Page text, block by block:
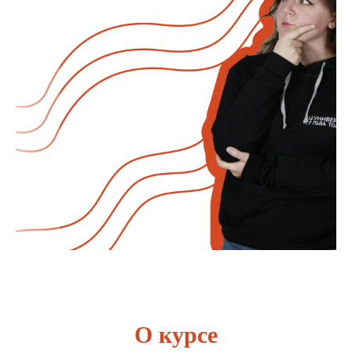
О курсе